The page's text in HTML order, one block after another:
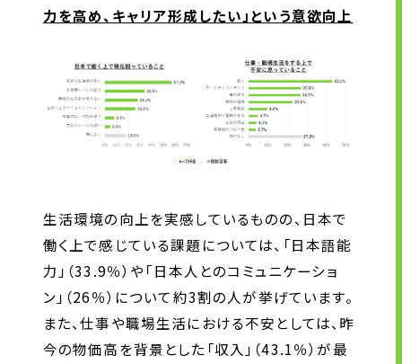
力を高め、キャリア形成したい」という意欲向上
生活環境の向上を実感しているものの、日本で
働く上で感じている課題については、「日本語能
力」（33.9％）や「日本人とのコミュニケーショ
ン」（26％）について約3割の人が挙げています。
また、仕事や職場生活における不安としては、昨
今の物価高を背景とした「収入」（43.1％）が最